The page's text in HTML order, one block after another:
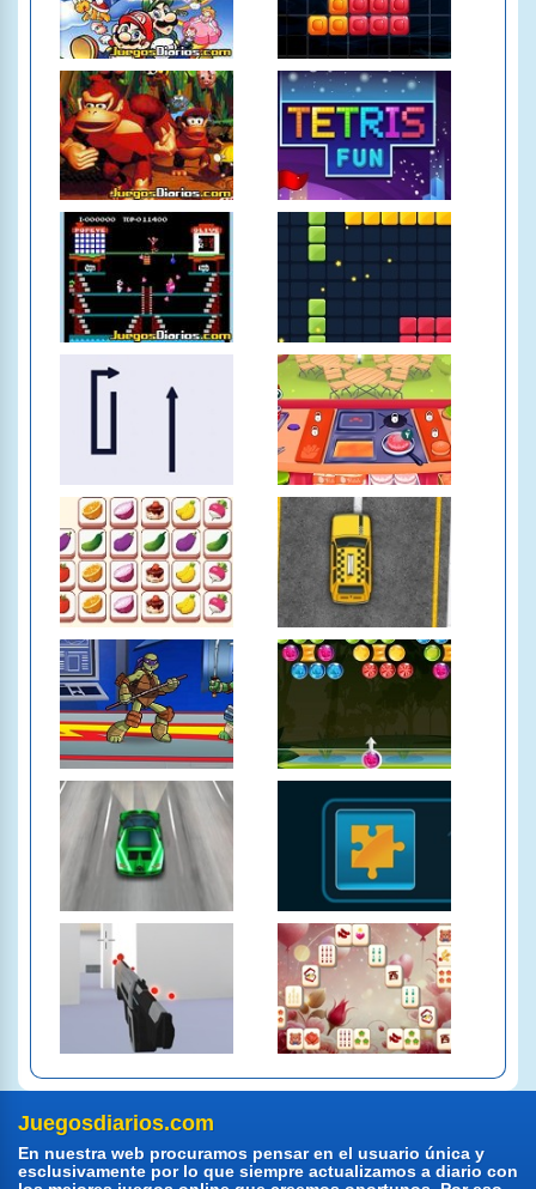
Juegosdiarios.com
En nuestra web procuramos pensar en el usuario única y
esclusivamente por lo que siempre actualizamos a diario con